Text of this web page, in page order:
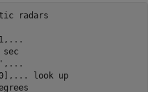
radars
...
sec
, ...
...
look up